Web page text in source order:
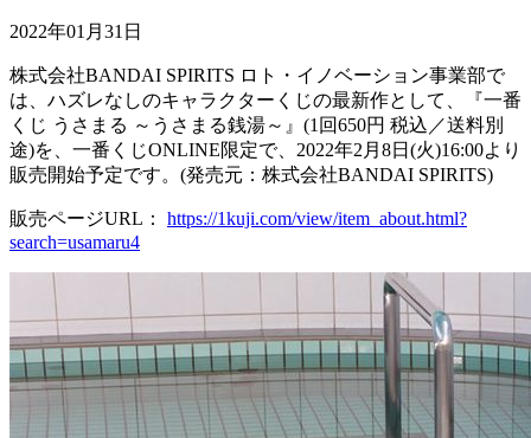
2022年01月31日
株式会社BANDAI SPIRITS ロト・イノベーション事業部で
は、ハズレなしのキャラクターくじの最新作として、『一番
くじ うさまる ～うさまる銭湯～』(1回650円 税込／送料別
途)を、一番くじONLINE限定で、2022年2月8日(火)16:00より
販売開始予定です。(発売元：株式会社BANDAI SPIRITS)
販売ページURL： https://1kuji.com/view/item_about.html?
search=usamaru4